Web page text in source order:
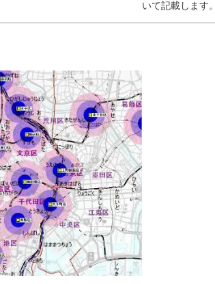
いて記載します。